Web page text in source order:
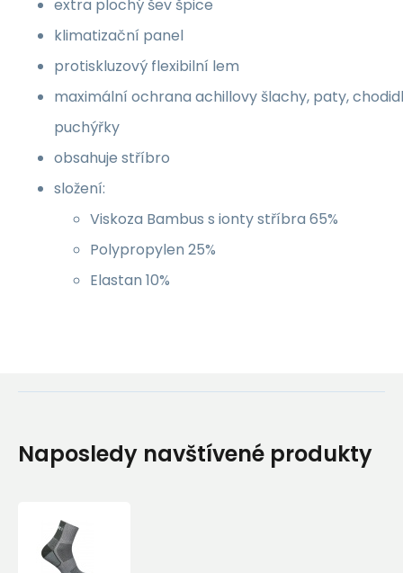
extra plochý šev špice
klimatizační panel
protiskluzový flexibilní lem
maximální ochrana achillovy šlachy, paty,
puchýřky
obsahuje stříbro
složení:
Viskoza Bambus s ionty stříbra 65%
Polypropylen 25%
Elastan 10%
Naposledy navštívené produkty